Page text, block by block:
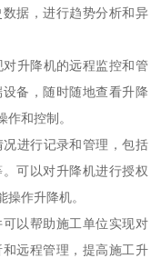
据，进行趋势分析和异
升降机的远程监控和管
备，随时随地查看升降
和控制。
进行记录和管理，包括
可以对升降机进行授权
作升降机。
以帮助施工单位实现对
远程管理，提高施工升